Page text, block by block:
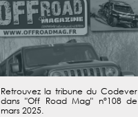
Retrouvez la tribune du Codever
dans "Off Road Mag" n°108 de
mars 2025.